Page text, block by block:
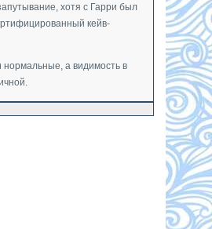
хотя с Гарри был
кейв-
нормальные, а видимость в